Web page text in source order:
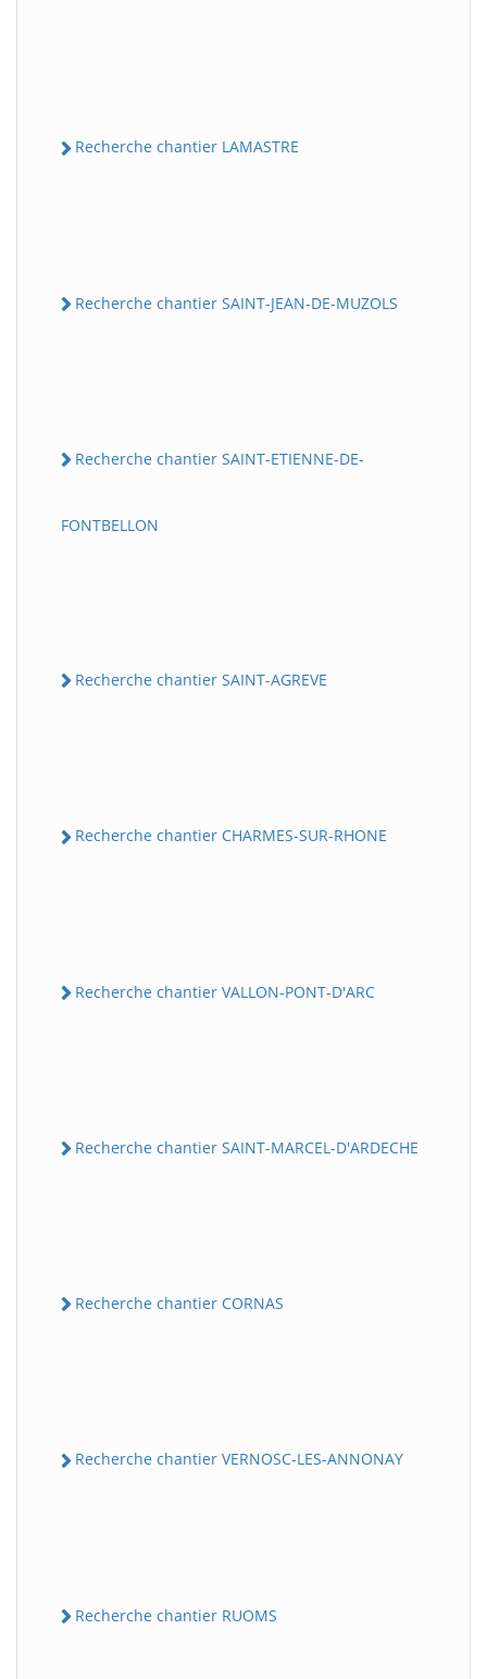
Recherche chantier LAMASTRE
Recherche chantier SAINT-JEAN-DE-MUZOLS
Recherche chantier SAINT-ETIENNE-DE-
FONTBELLON
Recherche chantier SAINT-AGREVE
Recherche chantier CHARMES-SUR-RHONE
Recherche chantier VALLON-PONT-D'ARC
Recherche chantier SAINT-MARCEL-D'ARDECHE
Recherche chantier CORNAS
Recherche chantier VERNOSC-LES-ANNONAY
Recherche chantier RUOMS